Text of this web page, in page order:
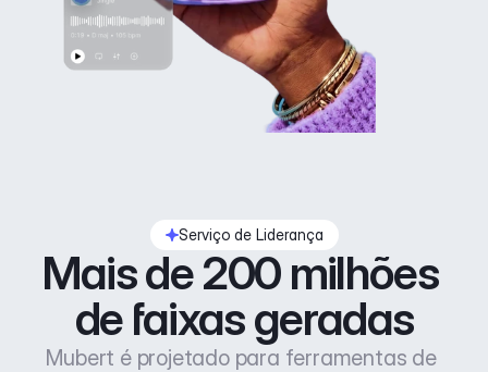
Serviço de Liderança
Mais de 200 milhões
de faixas geradas
Mubert é projetado para ferramentas de